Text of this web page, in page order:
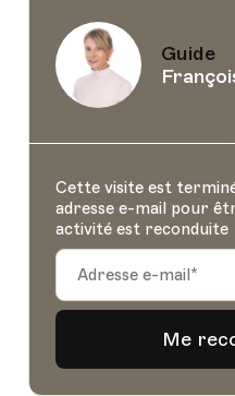
Guide
Cette visite est
adresse e-mail pour
activité est reconduite